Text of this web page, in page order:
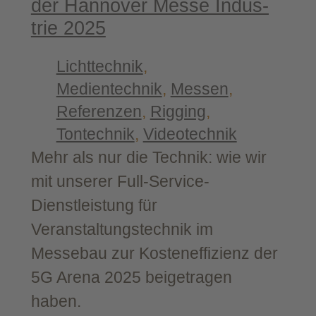
der Han­no­ver Mes­se Indus­
trie 2025
Lichttechnik
Medientechnik, Messen
Referenzen, Rigging
Tontechnik, Videotechnik
Mehr als nur die Technik: wie wir
mit unserer Full-Service-
Dienstleistung für
Veranstaltungstechnik im
Messebau zur Kosteneffizienz der
5G Arena 2025 beigetragen
haben.